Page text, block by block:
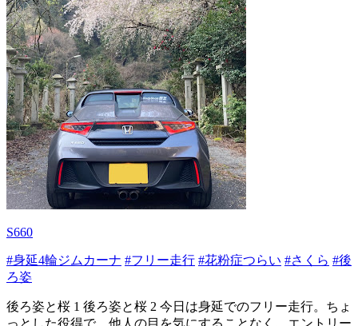
S660
#身延4輪ジムカーナ #フリー走行 #花粉症つらい #さくら #後
ろ姿
後ろ姿と桜 1 後ろ姿と桜 2 今日は身延でのフリー走行。ちょ
っとした役得で、他人の目を気にすることなく、エントリー